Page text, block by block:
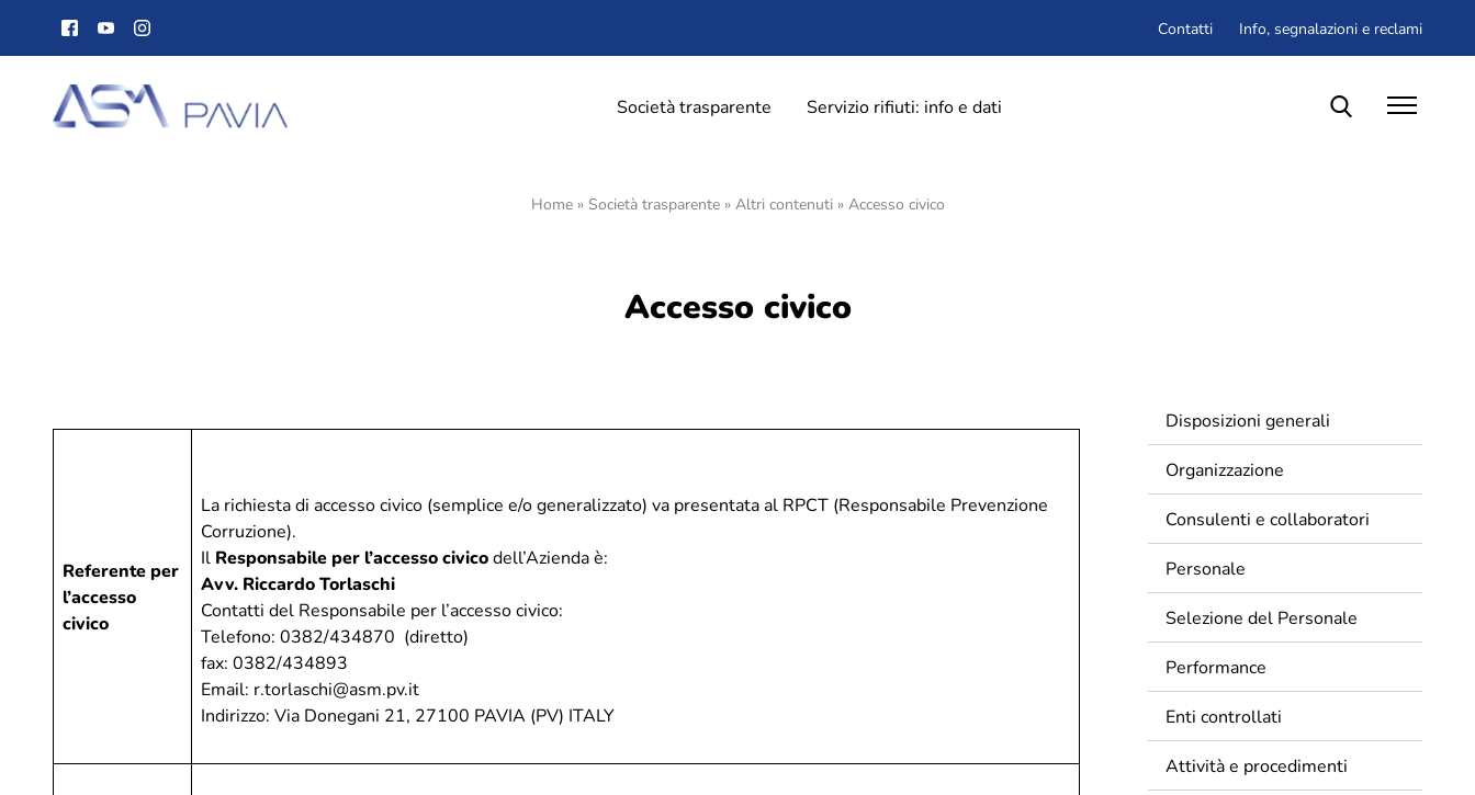
Ciclo idrico integrato
Porta a Porta – Pavia
Calendario utenze non domestiche –
Parcheggio Oberdan
Decoro urbano
Pavia
Hai bisogno di info o vuoi inviarci una
segnalazione o un
Inviaci una richiesta
Contatti Info, segnalazioni e reclami
Società trasparente Servizio rifiuti: info e dati
Home» Società trasparente» Altri contenuti» Accesso civico
Accesso civico
Referente per
l’accesso
civico
La richiesta di accesso civico (semplice e/o generalizzato) va presentata al RPCT (Responsabile Prevenzione
Corruzione).
Il Responsabile per l’accesso civicodell’Azienda è:
Avv. Riccardo Torlaschi
Contatti del Responsabile per l’accesso civico:
Telefono: 0382/434870 (diretto)
fax: 0382/434893
Email: r.torlaschi@asm.pv.it
Indirizzo: Via Donegani 21, 27100 PAVIA (PV) ITALY
Disposizioni generali
Organizzazione
Consulenti e collaboratori
Personale
Selezione del Personale
Performance
Enti controllati
Attività e procedimenti